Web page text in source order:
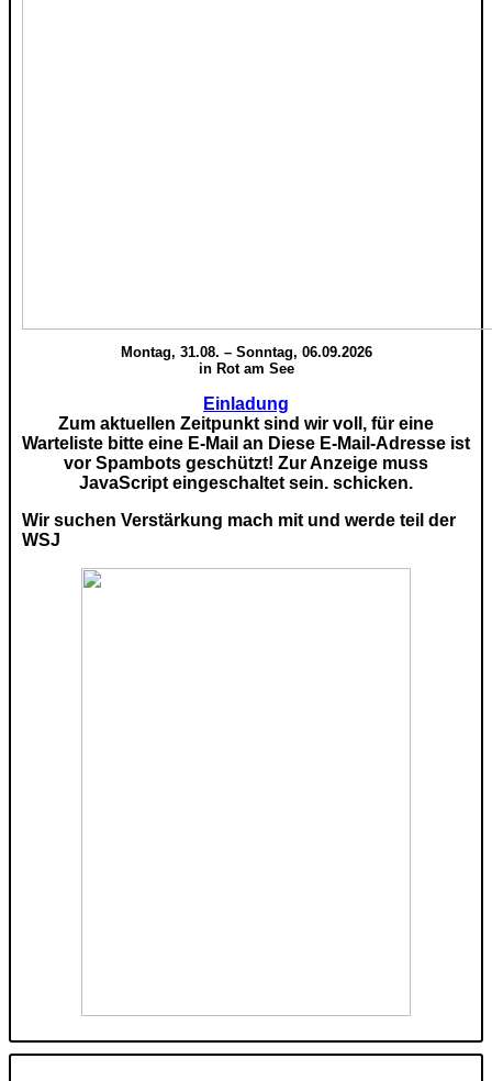
Montag, 31.08. – Sonntag, 06.09.2026
in Rot am See
Einladung
Zum aktuellen Zeitpunkt sind wir voll, für eine
Warteliste bitte eine E-Mail an Diese E-Mail-Adresse ist
vor Spambots geschützt! Zur Anzeige muss
JavaScript eingeschaltet sein. schicken.
Wir suchen Verstärkung mach mit und werde teil der
WSJ